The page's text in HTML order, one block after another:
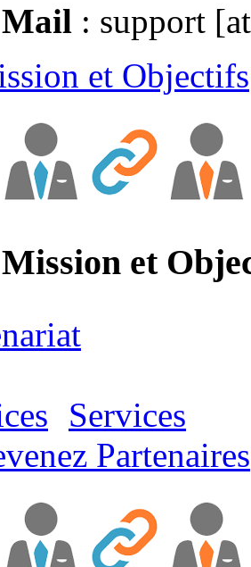
Mail : support
et Objectifs
Mission et
Services
Partenaires